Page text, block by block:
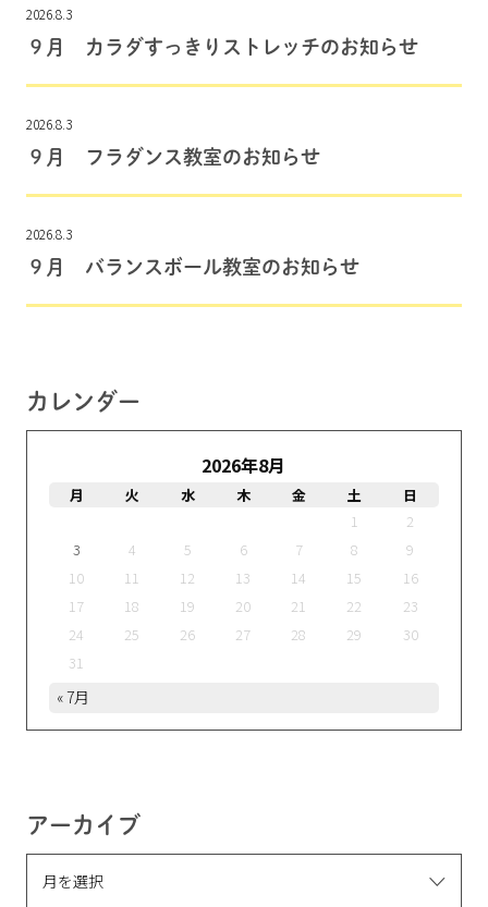
2026.8.3
９月 カラダすっきりストレッチのお知らせ
2026.8.3
９月 フラダンス教室のお知らせ
2026.8.3
９月 バランスボール教室のお知らせ
カレンダー
2026年8月
月 火 水 木 金 土
日
1
2
3
4 5 6 7 8
9
10
11 12 13 14 15
16
17
18 19 20 21 22
23
24
25 26 27 28 29
30
31
« 7月
アーカイブ